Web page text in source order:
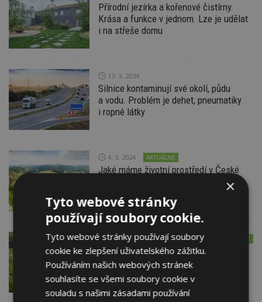
Přírodní jezírka a kořenové čistírny.
Krása a funkce v jednom. Lze je udělat
i na střeše domu
13. 3. 2024
Silnice kontaminují své okolí, půdu
a vodu. Problém je dehet, pneumatiky
i ropné látky
4. 3. 2024 AKTUÁLNĚ
Jaké máme životní prostředí v České
1. 3. 2024 ESTAV DOPORUČUJE EXPERT RADÍ
Ferdinand Leffler: Aby zahrada byla
přírodou, musí být půda, voda a rostliny
v rovnováze
×
Tyto webové stránky
používají soubory cookie.
Tyto webové stránky používají soubory
cookie ke zlepšení uživatelského zážitku.
Používáním našich webových stránek
souhlasíte se všemi soubory cookie v
souladu s našimi zásadami používání